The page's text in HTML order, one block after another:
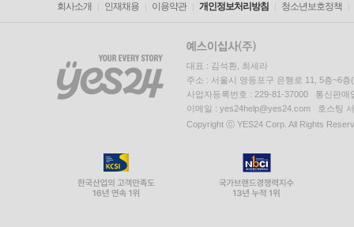
회사소개 인재채용 이용약관 개인정보처리방침 청소년보호정책
대표 : 김석환, 최세라
주소 : 서울시 영등포구 은행로 11, 5층~6
사업자등록번호 : 229-81-37000 통신판매
이메일 : yes24help@yes24.com 호스팅
Copyright ⓒ YES24 Corp. All Rights